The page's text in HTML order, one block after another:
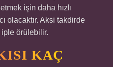
işin daha hızlı
olacaktır. Aksi takdirde
örülebilir.
KAÇ